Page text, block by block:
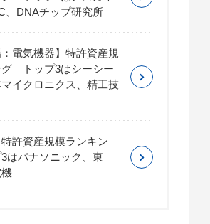
、DNAチップ研究所
：電気機器】特許資産規
グ トップ3はシーシー
イクロニクス、精工技
特許資産規模ランキン
パナソニック、東